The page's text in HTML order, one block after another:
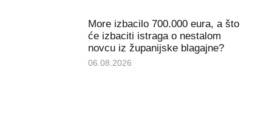
More izbacilo 700.000 eura, a što
će izbaciti istraga o nestalom
novcu iz županijske blagajne?
06.08.2026